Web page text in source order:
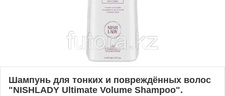
Шампунь для тонких и повреждённых волос
"NISHLADY Ultimate Volume Shampoo".